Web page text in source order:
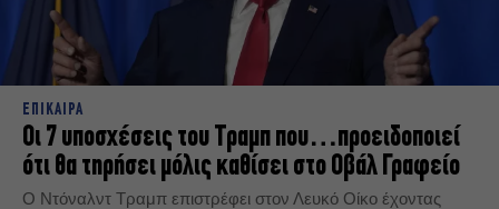
ΕΠΙΚΑΙΡΑ
Οι 7 υποσχέσεις του Τραμπ που…προειδοποιεί
ότι θα τηρήσει μόλις καθίσει στο Οβάλ Γραφείο
Ο Ντόναλντ Τραμπ επιστρέφει στον Λευκό Οίκο έχοντας